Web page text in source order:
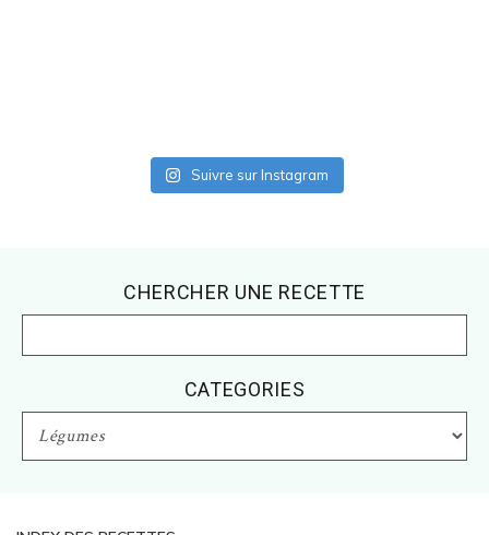
Suivre sur Instagram
CHERCHER UNE RECETTE
CATEGORIES
CATEGORIES